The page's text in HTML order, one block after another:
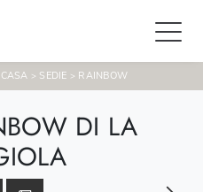
> SEDIE > RAINBOW
DI LA